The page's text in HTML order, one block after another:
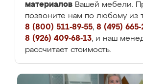
материалов Вашей мебели.
позвоните нам по любому из
8 (800) 511-89-55, 8 (495)
8 (926) 409-68-13, и наш
рассчитает стоимость.